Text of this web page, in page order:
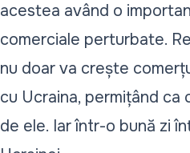
acestea având o
comerciale perturbate.
nu doar va crește
cu Ucraina, permițând ca
de ele. Iar într-o bună zi